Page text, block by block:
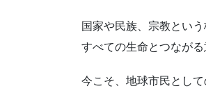
国家や民族、宗教という
すべての生命とつなが
今こそ、地球市民とし